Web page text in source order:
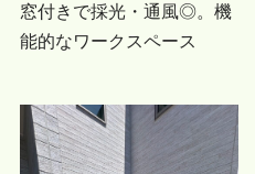
窓付きで採光・通風◎。機
能的なワークスペース